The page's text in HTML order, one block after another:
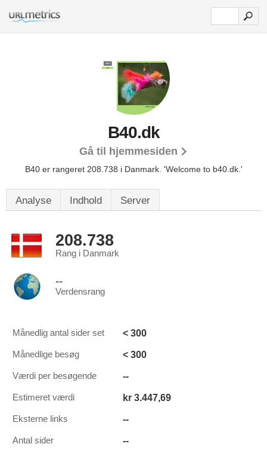
B40.dk
Gå til hjemmesiden
B40 er rangeret 208.738 i Danmark. 'Welcome to b40.dk.'
Analyse Indhold Server
208.738
Rang i Danmark
--
Verdensrang
Månedlig antal sider set < 300
Månedlige besøg < 300
Værdi per besøgende --
Estimeret værdi kr 3.447,69
Eksterne links --
Antal sider --